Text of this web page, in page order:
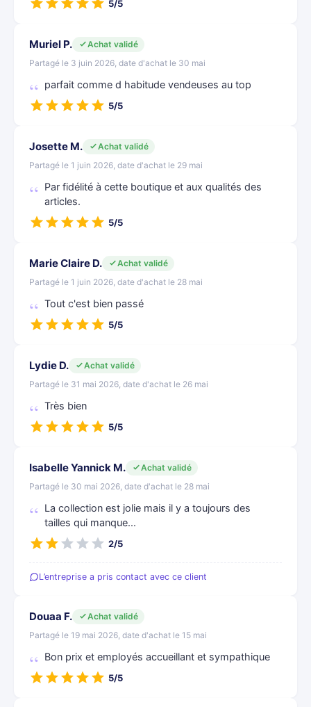
5/5
Muriel P.
Achat validé
Partagé le 3 juin 2026, date d'achat le 30 mai
parfait comme d habitude vendeuses au top
5/5
Josette M.
Achat validé
Partagé le 1 juin 2026, date d'achat le 29 mai
Par fidélité à cette boutique et aux qualités des
articles.
5/5
Marie Claire D.
Achat validé
Partagé le 1 juin 2026, date d'achat le 28 mai
Tout c'est bien passé
5/5
Lydie D.
Achat validé
Partagé le 31 mai 2026, date d'achat le 26 mai
Très bien
5/5
Isabelle Yannick M.
Achat validé
Partagé le 30 mai 2026, date d'achat le 28 mai
La collection est jolie mais il y a toujours des
tailles qui manque...
2/5
L’entreprise a pris contact avec ce client
Douaa F.
Achat validé
Partagé le 19 mai 2026, date d'achat le 15 mai
Bon prix et employés accueillant et sympathique
5/5